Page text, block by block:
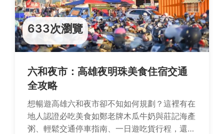
633次瀏覽
六和夜市：高雄夜明珠美食住宿交通
全攻略
想暢遊高雄六和夜市卻不知如何規劃？這裡有在
地人認證必吃美食如鄭老牌木瓜牛奶與莊記海產
粥、輕鬆交通停車指南、一日遊吃貨行程，還有